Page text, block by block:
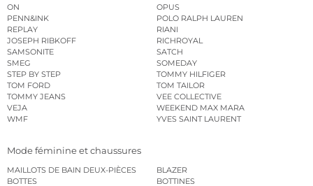
ON
OPUS
PENN&INK
POLO RALPH LAUREN
REPLAY
RIANI
JOSEPH RIBKOFF
RICHROYAL
SAMSONITE
SATCH
SMEG
SOMEDAY
STEP BY STEP
TOMMY HILFIGER
TOM FORD
TOM TAILOR
TOMMY JEANS
VEE COLLECTIVE
VEJA
WEEKEND MAX MARA
WMF
YVES SAINT LAURENT
Mode féminine et chaussures
MAILLOTS DE BAIN DEUX-PIÈCES
BLAZER
BOTTES
BOTTINES